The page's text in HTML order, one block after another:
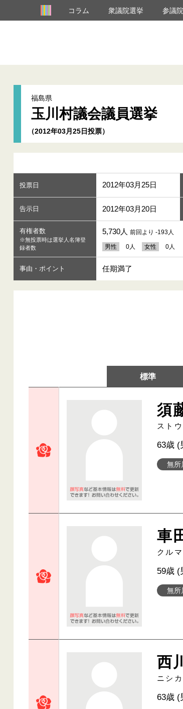
コラム 衆議院選挙 参議
福島県
玉川村議会議員選挙
（2012年03月25日投票）
投票日 2012年03月25日
告示日 2012年03月20日
有権者数
※無投票時は選挙人名簿登
録者数
5,730人 前回より -193人
男性 0人 女性 0人
事由・ポイント 任期満了
標準
須
スト
無所
63歳 (
車
クル
無所
59歳 (
西
ニシ
63歳 (